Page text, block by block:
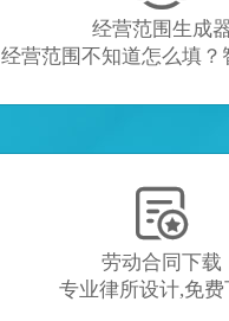
经营范围生成
经营范围不知道怎么填？

劳动合同下载
专业律所设计,免费